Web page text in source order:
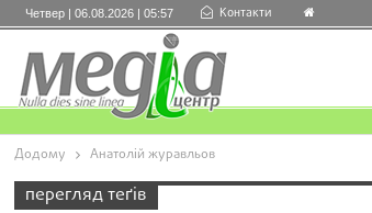
Четвер | 06.08.2026 | 05:57 Контакти
Додому Анатолій журавльов
перегляд теґів